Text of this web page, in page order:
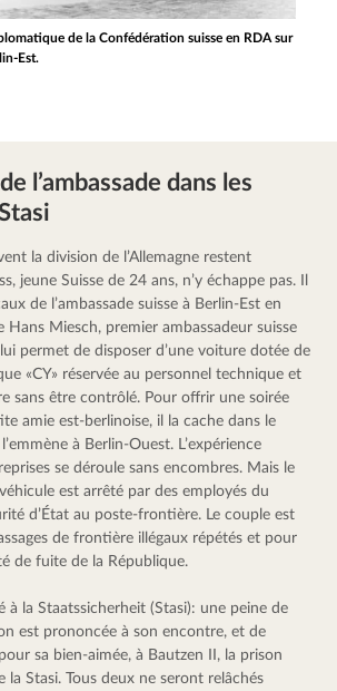
de la Confédération suisse en RDA sur
Est.
l’ambassade dans les
la division de l’Allemagne restent
jeune Suisse de 24 ans, n’y échappe pas. Il
de l’ambassade suisse à Berlin-Est en
Hans Miesch, premier ambassadeur suisse
permet de disposer d’une voiture dotée de
«CY» réservée au personnel technique et
sans être contrôlé. Pour offrir une soirée
amie est-berlinoise, il la cache dans le
à Berlin-Ouest. L’expérience
se déroule sans encombres. Mais le
est arrêté par des employés du
d’État au poste-frontière. Le couple est
de frontière illégaux répétés et pour
de fuite de la République.
à la Staatssicherheit (Stasi): une peine de
est prononcée à son encontre, et de
sa bien-aimée, à Bautzen II, la prison
la Stasi. Tous deux ne seront relâchés